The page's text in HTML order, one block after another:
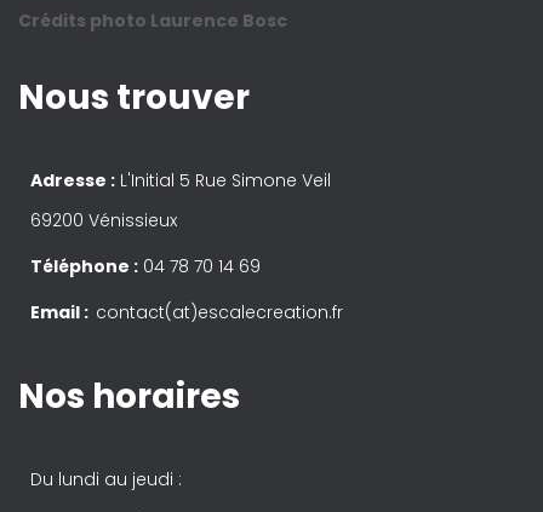
Crédits photo Laurence Bosc
Nous trouver
Adresse : L'Initial 5 Rue Simone Veil
69200 Vénissieux
Téléphone : 04 78 70 14 69
Email : contact(at)escalecreation.fr
Nos horaires
Du lundi au jeudi :